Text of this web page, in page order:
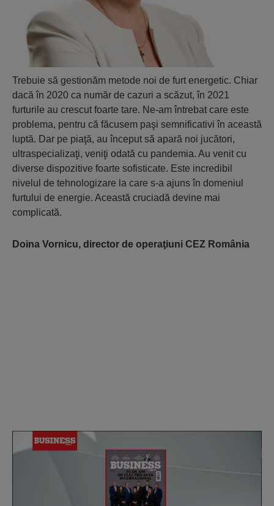
Trebuie să gestionăm metode noi de furt energetic. Chiar
dacă în 2020 ca număr de cazuri a scăzut, în 2021
furturile au crescut foarte tare. Ne-am întrebat care este
problema, pentru că făcusem paşi semnificativi în această
luptă. Dar pe piaţă, au început să apară noi jucători,
ultraspecializaţi, veniţi odată cu pandemia. Au venit cu
diverse dispozitive foarte sofisticate. Este incredibil
nivelul de tehnologizare la care s-a ajuns în domeniul
furtului de energie. Această cruciadă devine mai
complicată.
Doina Vornicu, director de operaţiuni CEZ România